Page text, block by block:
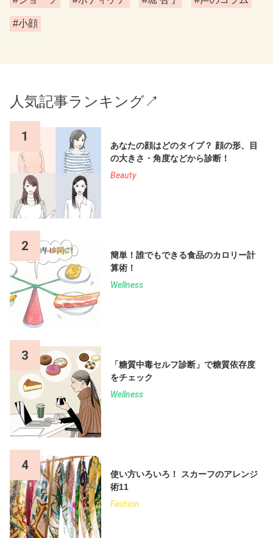
#小顔
人気記事ランキング↗︎
1
あなたの顔はどのタイプ？ 顔の形、目
の大きさ・角度などから診断！
Beauty
2
簡単！誰でもできる食品のカロリー計
算術！
Wellness
3
「糖質中毒セルフ診断」で糖質依存度
をチェック
Wellness
4
使い方いろいろ！ スカーフのアレンジ
術11
Fashion